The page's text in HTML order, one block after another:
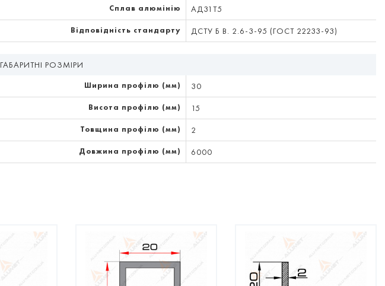
Сплав алюмінію АД31Т5
Відповідність стандарту ДСТУ Б В. 2.6-3-95 (ГОСТ 22233-93)
ГАБАРИТНІ РОЗМІРИ
Ширина профілю (мм) 30
Висота профілю (мм) 15
Товщина профілю (мм) 2
Довжина профілю (мм) 6000